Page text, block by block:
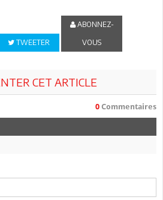
TWEETER
ABONNEZ-
VOUS
CET ARTICLE
0 Commentaires